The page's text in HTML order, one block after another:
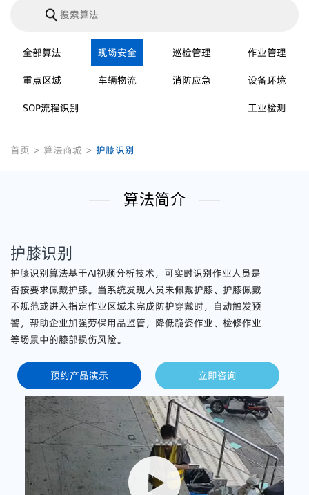
全部算法 现场安全 巡检管理
作业管理
重点区域
车辆物流 消防应急
设备环境
SOP流程识别
工业检测
首页 > 算法商城 > 护膝识别
算法简介
护膝识别
护膝识别算法基于AI视频分析技术，可实时识别作业人员是
否按要求佩戴护膝。当系统发现人员未佩戴护膝、护膝佩戴
不规范或进入指定作业区域未完成防护穿戴时，自动触发预
警，帮助企业加强劳保用品监管，降低跪姿作业、检修作业
等场景中的膝部损伤风险。
预约产品演示 立即咨询